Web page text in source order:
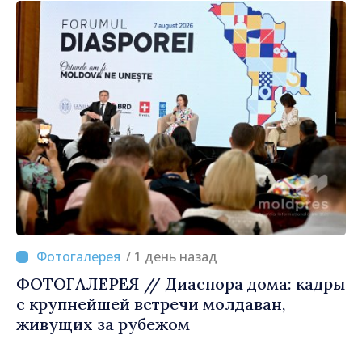
/ 1 день назад
ФОТОГАЛЕРЕЯ // Диаспора дома: кадры
с крупнейшей встречи молдаван,
живущих за рубежом